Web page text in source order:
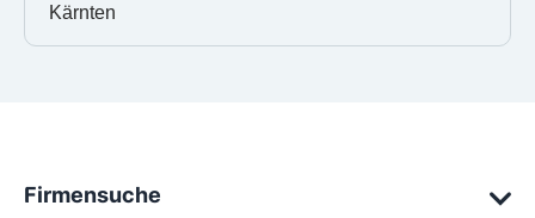
Kärnten
Firmensuche